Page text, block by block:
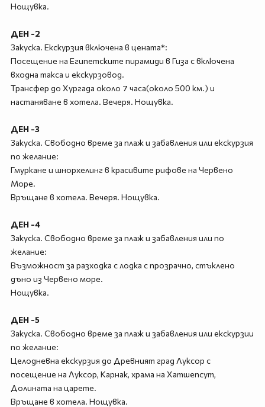
Нощувка.
ДЕН -2
Закуска. Екскурзия включена в цената*:
Посещение на Египетските пирамиди в Гиза с включена
входна такса и екскурзовод.
Трансфер до Хургада около 7 часа(около 500 км.) и
настаняване в хотела. Вечеря. Нощувка.
ДЕН -3
Закуска. Свободно време за плаж и забавления или екскурзия
по желание:
Гмуркане и шнорхелинг в красивите рифове на Червено
Море.
Връщане в хотела. Вечеря. Нощувка.
ДЕН -4
Закуска. Свободно време за плаж и забавления или по
желание:
Възможност за разходка с лодка с прозрачно, стъклено
дъно из Червено море.
Нощувка.
ДЕН -5
Закуска. Свободно време за плаж и забавления или екскурзии
по желание:
Целодневна екскурзия до Древният град Луксор с
посещение на Луксор, Карнак, храма на Хатшепсут,
Долината на царете.
Връщане в хотела. Нощувка.